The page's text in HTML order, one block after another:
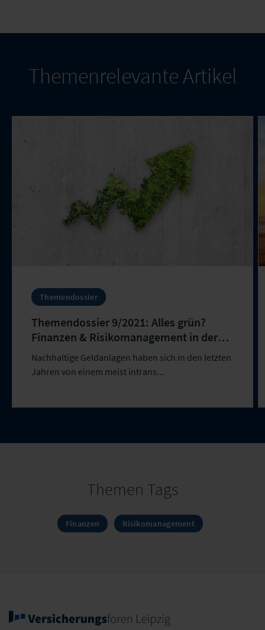
Themenrelevante Artikel
Themendossier
Themendossier 9/2021: Alles grün?
Finanzen & Risikomanagement in der
Versicherungswirtschaft
Nachhaltige Geldanlagen haben sich in den letzten
Jahren von einem meist intrans...
Themen Tags
Finanzen Risikomanagement